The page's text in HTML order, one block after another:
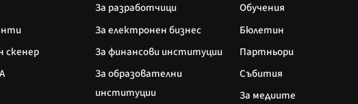
скенер
За разработчици
За електронен бизнес
За финансови институции
За образователни
институции
Обучения
Бюлетин
Партньори
Събития
За медиите